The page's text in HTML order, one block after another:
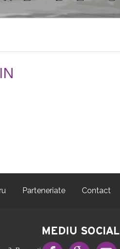
Parteneriate Contact
MEDIU SOCIAL